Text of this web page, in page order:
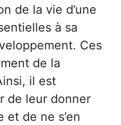
de la vie d’une
à sa
Ces
de la
il est
de leur donner
de ne s’en